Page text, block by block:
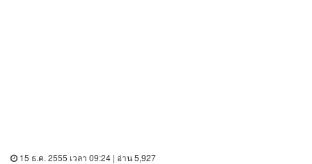
15 ธ.ค. 2555 เวลา 09:24 | อ่าน 5,927